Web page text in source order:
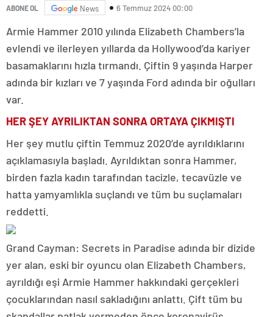
ABONE OL News 6 Temmuz 2024 00:00
Armie Hammer 2010 yılında Elizabeth Chambers’la
evlendi ve ilerleyen yıllarda da Hollywood’da kariyer
basamaklarını hızla tırmandı. Çiftin 9 yaşında Harper
adında bir kızları ve 7 yaşında Ford adında bir oğulları
var.
HER ŞEY AYRILIKTAN SONRA ORTAYA ÇIKMIŞTI
Her şey mutlu çiftin Temmuz 2020’de ayrıldıklarını
açıklamasıyla başladı. Ayrıldıktan sonra Hammer,
birden fazla kadın tarafından tacizle, tecavüzle ve
hatta yamyamlıkla suçlandı ve tüm bu suçlamaları
reddetti.
Grand Cayman: Secrets in Paradise adında bir dizide
yer alan, eski bir oyuncu olan Elizabeth Chambers,
ayrıldığı eşi Armie Hammer hakkındaki gerçekleri
çocuklarından nasıl sakladığını anlattı. Çift tüm bu